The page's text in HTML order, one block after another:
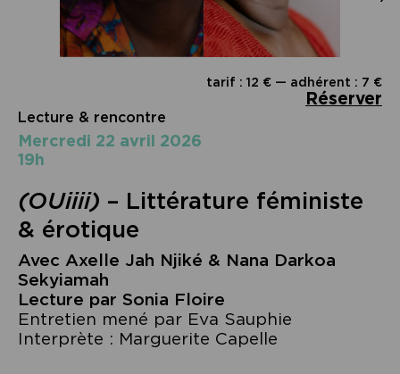
tarif : 12 € — adhérent : 7 €
Réserver
Lecture & rencontre
mercredi 22 avril 2026
19h
(OUiiii) – Littérature féministe
& érotique
Avec Axelle Jah Njiké & Nana Darkoa
Sekyiamah
Lecture par Sonia Floire
Entretien mené par Eva Sauphie
Interprète : Marguerite Capelle